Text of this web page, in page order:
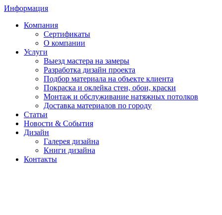
Информация
Компания
Сертификаты
О компании
Услуги
Выезд мастера на замеры
Разработка дизайн проекта
Подбор материала на объекте клиента
Покраска и оклейка стен, обои, краски
Монтаж и обслуживание натяжных потолков
Доставка материалов по городу
Статьи
Новости & События
Дизайн
Галерея дизайна
Книги дизайна
Контакты